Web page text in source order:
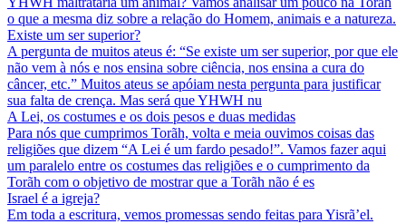
o que a mesma diz sobre a relação do Homem, animais e a natureza.
Existe um ser superior?
A pergunta de muitos ateus é: “Se existe um ser superior, por que ele
não vem à nós e nos ensina sobre ciência, nos ensina a cura do
câncer, etc.” Muitos ateus se apóiam nesta pergunta para justificar
sua falta de crença. Mas será que YHWH nu
A Lei, os costumes e os dois pesos e duas medidas
Para nós que cumprimos Torãh, volta e meia ouvimos coisas das
religiões que dizem “A Lei é um fardo pesado!”. Vamos fazer aqui
um paralelo entre os costumes das religiões e o cumprimento da
Torãh com o objetivo de mostrar que a Torãh não é es
Israel é a igreja?
Em toda a escritura, vemos promessas sendo feitas para Yisrã’el.